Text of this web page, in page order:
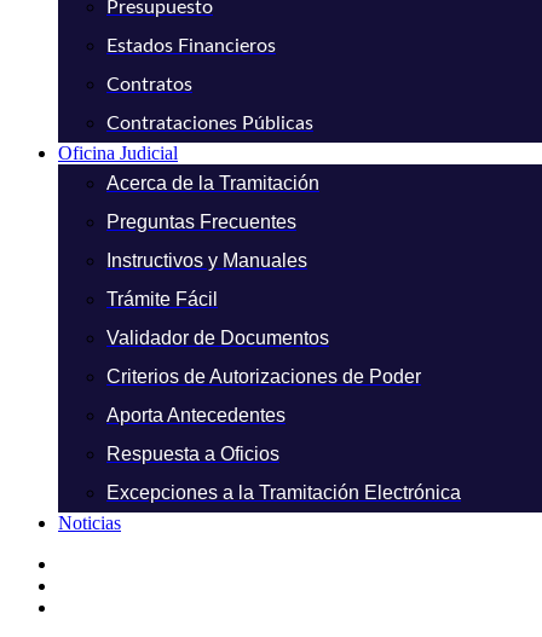
Presupuesto
Estados Financieros
Contratos
Contrataciones Públicas
Oficina Judicial
Acerca de la Tramitación
Preguntas Frecuentes
Instructivos y Manuales
Trámite Fácil
Validador de Documentos
Criterios de Autorizaciones de Poder
Aporta Antecedentes
Respuesta a Oficios
Excepciones a la Tramitación Electrónica
Noticias